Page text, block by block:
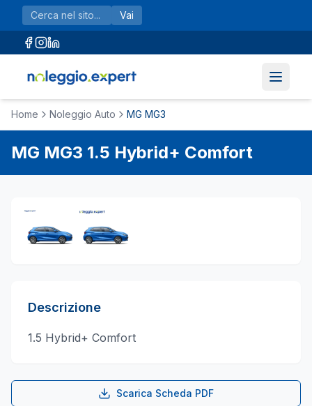
Vai al contenuto principale
Vai
Home Noleggio Auto MG MG3
MG MG3 1.5 Hybrid+ Comfort
Descrizione
1.5 Hybrid+ Comfort
Scarica Scheda PDF